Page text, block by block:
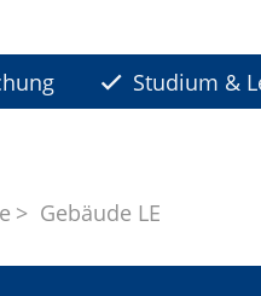
Studium &
Gebäude LE